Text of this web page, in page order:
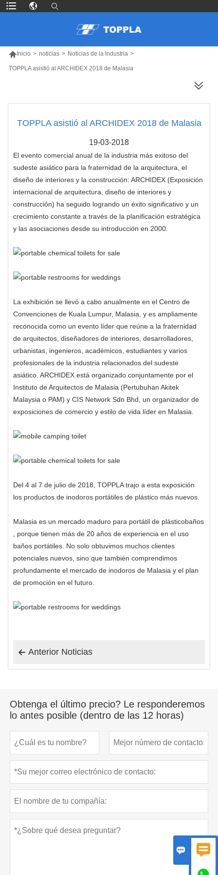
Inicio > noticias > Noticias de la Industria >
TOPPLA asistió al ARCHIDEX 2018 de Malasia
TOPPLA asistió al ARCHIDEX 2018 de Malasia
19-03-2018
El evento comercial anual de la industria más exitoso del
sudeste asiático para la fraternidad de la arquitectura, el
diseño de interiores y la construcción: ARCHIDEX (Exposición
internacional de arquitectura, diseño de interiores y
construcción) ha seguido logrando un éxito significativo y un
crecimiento constante a través de la planificación estratégica
y las asociaciones desde su introducción en 2000.
La exhibición se llevó a cabo anualmente en el Centro de
Convenciones de Kuala Lumpur, Malasia, y es ampliamente
reconocida como un evento líder que reúne a la fraternidad
de arquitectos, diseñadores de interiores, desarrolladores,
urbanistas, ingenieros, académicos, estudiantes y varios
profesionales de la industria relacionados del sudeste
asiático. ARCHIDEX está organizado conjuntamente por el
Instituto de Arquitectos de Malasia (Pertubuhan Akitek
Malaysia o PAM) y CIS Network Sdn Bhd, un organizador de
exposiciones de comercio y estilo de vida líder en Malasia.
Del 4 al 7 de julio de 2018, TOPPLA trajo a esta exposición
los productos de inodoros portátiles de plástico más nuevos.
Malasia es un mercado maduro para portátil de plásticobaños
, porque tienen más de 20 años de experiencia en el uso
baños portátiles . No solo obtuvimos muchos clientes
potenciales nuevos, sino que también comprendimos
profundamente el mercado de inodoros de Malasia y el plan
de promoción en el futuro.
 Anterior Noticias
Obtenga el último precio? Le responderemos
lo antes posible (dentro de las 12 horas)
 